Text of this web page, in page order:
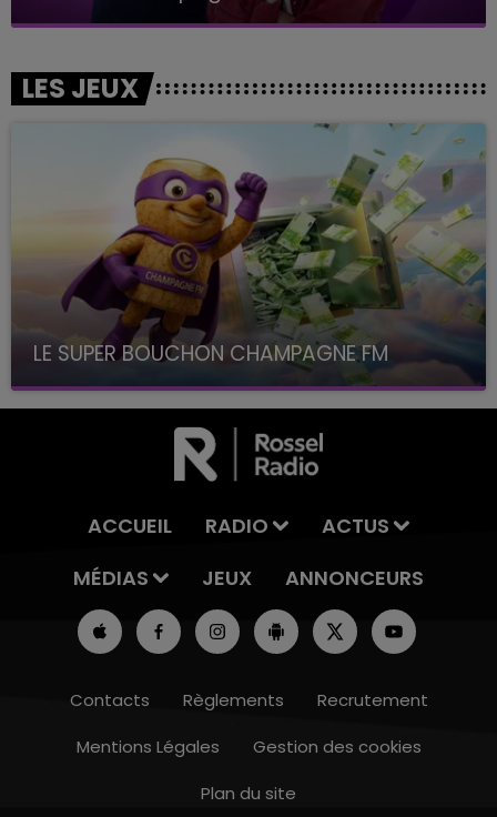
LES JEUX
LE SUPER BOUCHON CHAMPAGNE FM
avec La Famille Champagne FM, à 8H10
ACCUEIL RADIO
ACTUS
MÉDIAS
JEUX ANNONCEURS
Contacts Règlements
Recrutement
Mentions Légales
Gestion des cookies
Plan du site